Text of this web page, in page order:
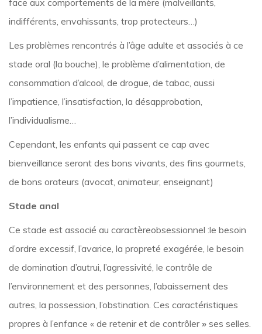
face aux comportements de la mère (malveillants,
indifférents, envahissants, trop protecteurs…)
Les problèmes rencontrés à l’âge adulte et associés à ce
stade oral (la bouche), le problème d’alimentation, de
consommation d’alcool, de drogue, de tabac, aussi
l’impatience, l’insatisfaction, la désapprobation,
l’individualisme…
Cependant, les enfants qui passent ce cap avec
bienveillance seront des bons vivants, des fins gourmets,
de bons orateurs (avocat, animateur, enseignant)
Stade anal
Ce stade est associé au caractèreobsessionnel :le besoin
d’ordre excessif, l’avarice, la propreté exagérée, le besoin
de domination d’autrui, l’agressivité, le contrôle de
l’environnement et des personnes, l’abaissement des
autres, la possession, l’obstination. Ces caractéristiques
propres à l’enfance « de retenir et de contrôler» ses selles.